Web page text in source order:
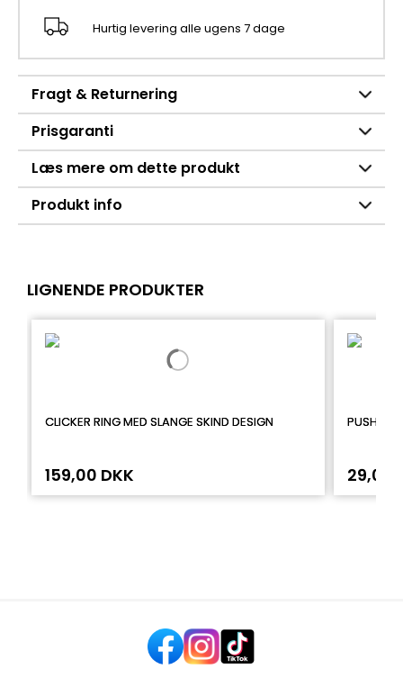
Hurtig levering alle ugens 7 dage
Fragt & Returnering
Prisgaranti
Læs mere om dette produkt
Produkt info
LIGNENDE PRODUKTER
CLICKER RING MED SLANGE SKIND DESIGN
159,00 DKK
PUSH IN
29,00